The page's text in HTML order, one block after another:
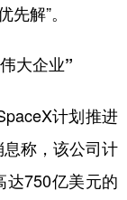
解”。
大企业”
计划推进
称，该公司计
达750亿美元的